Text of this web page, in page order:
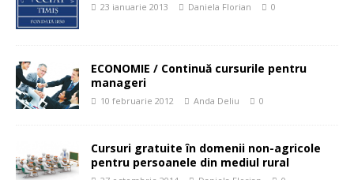
23 ianuarie 2013 Daniela Florian 0
ECONOMIE / Continuă cursurile pentru
manageri
10 februarie 2012 Anda Deliu 0
Cursuri gratuite în domenii non-agricole
pentru persoanele din mediul rural